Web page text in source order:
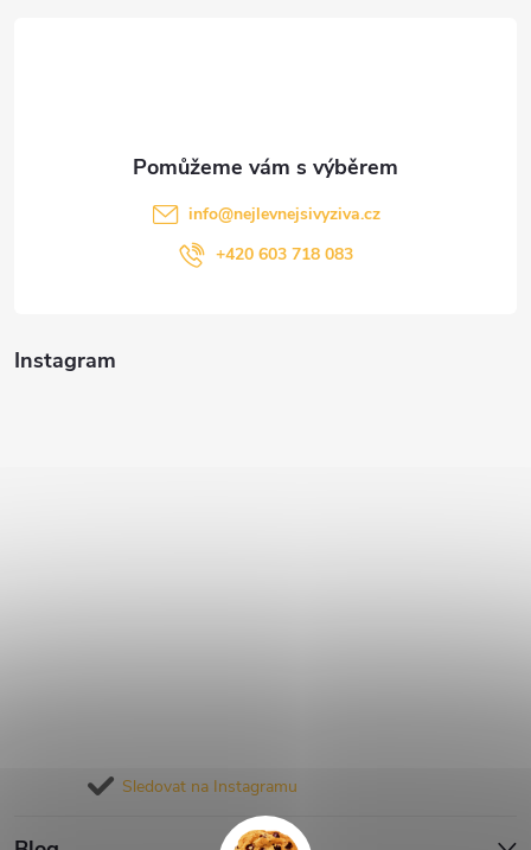
Instagram
Sledovat na Instagramu
info@nejlevnejsivyziva.cz
+420 603 718 083